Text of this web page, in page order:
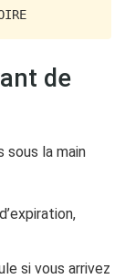
de
sous la main
si vous arrivez